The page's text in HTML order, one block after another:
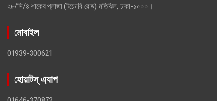
২৮/সি/৪ শাকের প্লাজা (টয়েনবি রোড) মতিঝিল, ঢাকা-১০০০।
মোবাইল
01939-300621
হোয়াটস্ এ্যাপ